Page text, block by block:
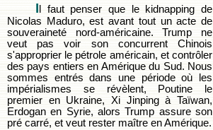
I l faut penser que le kidnapping de
Nicolas Maduro, est avant tout un acte de
souveraineté nord-américaine. Trump ne
veut pas voir son concurrent Chinois
s'approprier le pétrole américain, et contrôler
des pays entiers en Amérique du Sud. Nous
sommes entrés dans une période où les
impérialismes se révèlent, Poutine le
premier en Ukraine, Xi Jinping à Taïwan,
Erdogan en Syrie, alors Trump assure son
pré carré, et veut rester maître en Amérique.